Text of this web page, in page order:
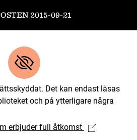
2015-09-21
Det kan endast läsas
och på ytterligare några
erbjuder full åtkomst